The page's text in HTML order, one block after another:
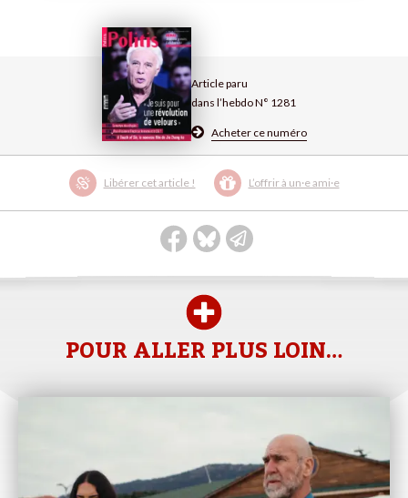
Article paru
dans l’hebdo N° 1281
Acheter ce numéro
Libérer cet article ! L’offrir à un·e ami·e
POUR ALLER PLUS LOIN…